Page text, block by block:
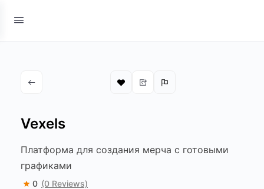
Vexels
Платформа для создания мерча с готовыми
графиками
0 (0 Reviews)